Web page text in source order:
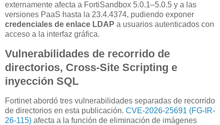
externamente afecta a FortiSandbox 5.0.1–5.0.5 y a las
versiones PaaS hasta la 23.4.4374, pudiendo exponer
credenciales de enlace LDAP a usuarios autenticados con
acceso a la interfaz gráfica.
Vulnerabilidades de recorrido de
directorios, Cross-Site Scripting e
inyección SQL
Fortinet abordó tres vulnerabilidades separadas de recorrido
de directorios en esta publicación. CVE-2026-25691 (FG-IR-
26-115) afecta a la función de eliminación de imágenes